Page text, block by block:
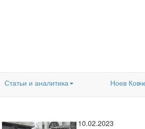
Статьи и аналитика Ноев
10.02.2023